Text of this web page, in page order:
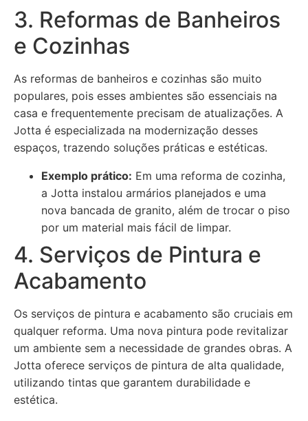
3. Reformas de Banheiros
e Cozinhas
As reformas de banheiros e cozinhas são muito
populares, pois esses ambientes são essenciais na
casa e frequentemente precisam de atualizações. A
Jotta é especializada na modernização desses
espaços, trazendo soluções práticas e estéticas.
Exemplo prático: Em uma reforma de cozinha,
a Jotta instalou armários planejados e uma
nova bancada de granito, além de trocar o piso
por um material mais fácil de limpar.
4. Serviços de Pintura e
Acabamento
Os serviços de pintura e acabamento são cruciais em
qualquer reforma. Uma nova pintura pode revitalizar
um ambiente sem a necessidade de grandes obras. A
Jotta oferece serviços de pintura de alta qualidade,
utilizando tintas que garantem durabilidade e
estética.